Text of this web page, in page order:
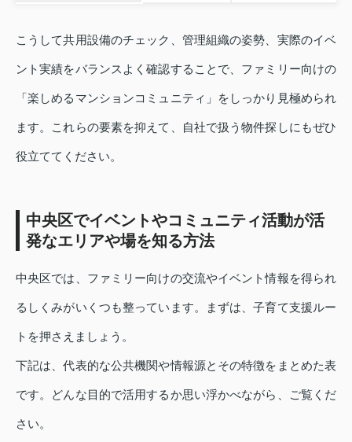
こうして共用設備のチェック、管理組織の姿勢、実際のイベ
ント実績をバランスよく確認することで、ファミリー向けの
「楽しめるマンションコミュニティ」をしっかり見極められ
ます。これらの要素を抑えて、自社で扱う物件探しにもぜひ
役立ててください。
中央区でイベントやコミュニティ活動が活
発なエリアや場を知る方法
中央区では、ファミリー向けの交流やイベント情報を得られ
るしくみがいくつも整っています。まずは、子育て支援ルー
トを押さえましょう。
下記は、代表的な公共機関や情報源とその特徴をまとめた表
です。どんな目的で活用するか思い浮かべながら、ご覧くだ
さい。